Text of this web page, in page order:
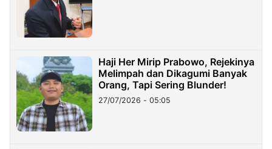
Haji Her Mirip Prabowo, Rejekinya
Melimpah dan Dikagumi Banyak
Orang, Tapi Sering Blunder!
27/07/2026 - 05:05